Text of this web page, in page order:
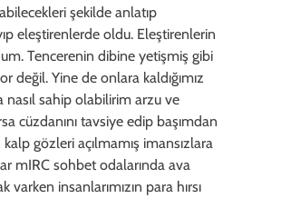
şekilde anlatıp
eleştirenlerde oldu. Eleştirenlerin
Tencerenin dibine yetişmiş gibi
değil. Yine de onlara kaldığımız
sahip olabilirim arzu ve
cüzdanını tavsiye edip başımdan
gözleri açılmamış imansızlara
mIRC sohbet odalarında ava
insanlarımızın para hırsı